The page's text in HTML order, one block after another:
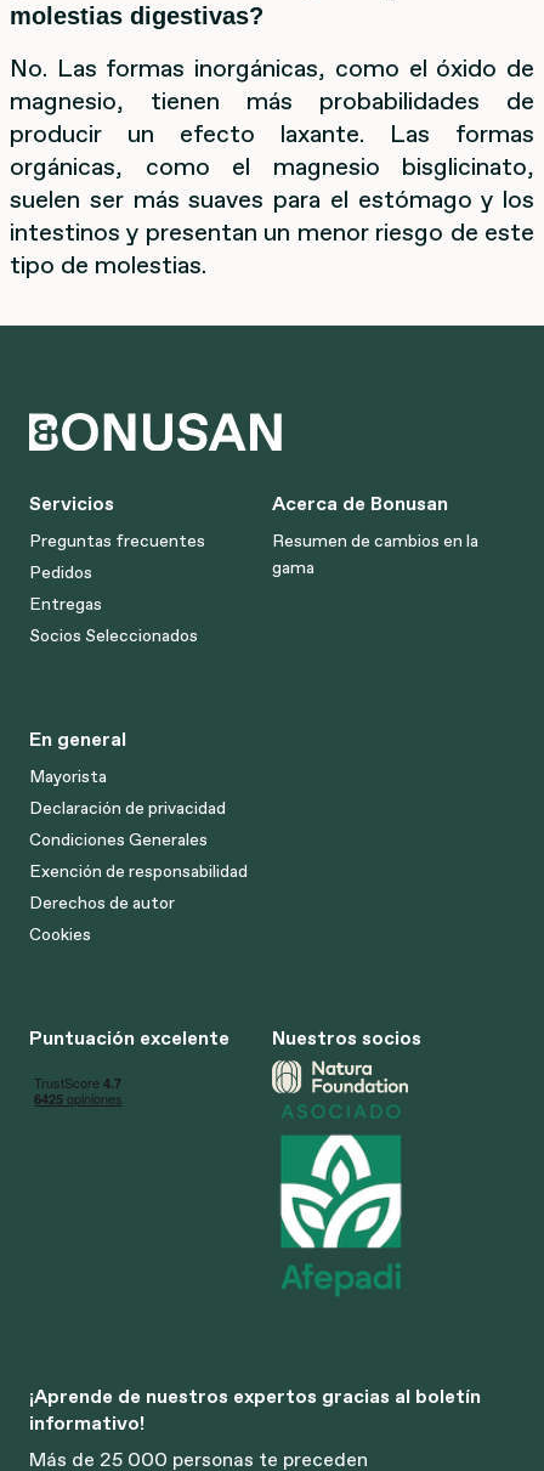
molestias digestivas?
No. Las formas inorgánicas, como el óxido de
magnesio, tienen más probabilidades de
producir un efecto laxante. Las formas
orgánicas, como el magnesio bisglicinato,
suelen ser más suaves para el estómago y los
intestinos y presentan un menor riesgo de este
tipo de molestias.
Servicios
Preguntas frecuentes
Pedidos
Entregas
Socios Seleccionados
Acerca de Bonusan
Resumen de cambios en la
gama
En general
Mayorista
Declaración de privacidad
Condiciones Generales
Exención de responsabilidad
Derechos de autor
Cookies
Puntuación excelente Nuestros socios
¡Aprende de nuestros expertos gracias al boletín
informativo!
Más de 25 000 personas te preceden